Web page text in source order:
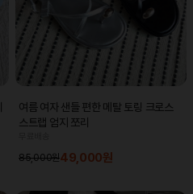
여름 여자 샌들 편한 메탈 토링 크로스
스트랩 엄지 쪼리
85,000원49,000원